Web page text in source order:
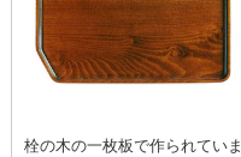
栓の木の一枚板で作られていま